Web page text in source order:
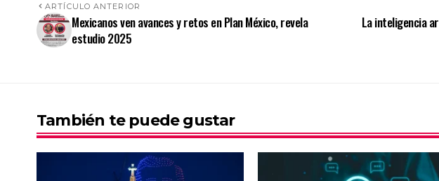
ARTÍCULO ANTERIOR
Mexicanos ven avances y retos en Plan México, revela
estudio 2025
La inteligencia
También te puede gustar